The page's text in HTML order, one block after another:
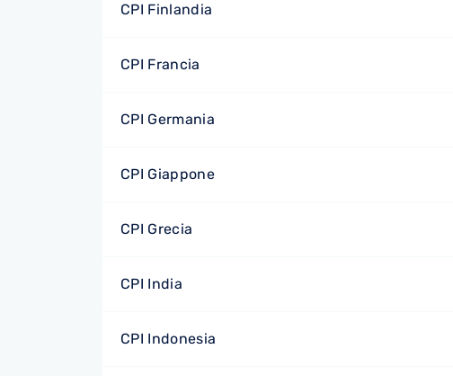
CPI Finlandia
CPI Francia
CPI Germania
CPI Giappone
CPI Grecia
CPI India
CPI Indonesia